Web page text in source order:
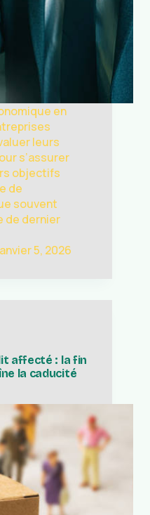
en
leurs
s’assurer
objectifs
de
souvent
de dernier
5, 2026
affecté : la fin
la caducité